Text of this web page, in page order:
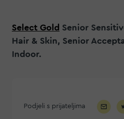
Select Gold Senior
Hair & Skin, Senior
Indoor.
Podjeli s prijateljima